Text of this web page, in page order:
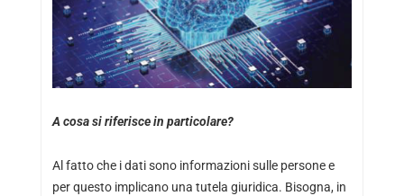
A cosa si riferisce in particolare?
Al fatto che i dati sono informazioni sulle persone e
per questo implicano una tutela giuridica. Bisogna, in